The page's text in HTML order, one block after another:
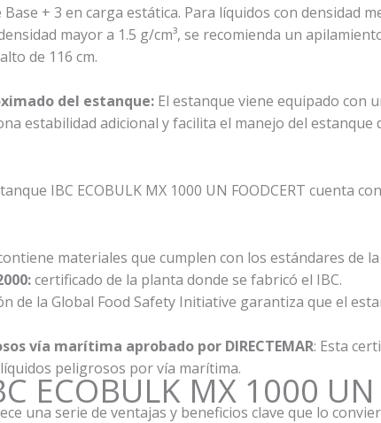
+ 3 en carga estática. Para líquidos con densidad
mayor a 1.5 g/cm³, se recomienda un
de 116 cm.
del estanque: El estanque viene equipado con
estabilidad adicional y facilita el manejo del
IBC ECOBULK MX 1000 UN FOODCERT cuenta
materiales que cumplen con los estándares de
certificado de la planta donde se fabricó el IBC.
de la Global Food Safety Initiative garantiza que el
vía marítima aprobado por DIRECTEMAR: Esta
peligrosos por vía marítima.
ECOBULK MX 1000 UN
una serie de ventajas y beneficios clave que lo